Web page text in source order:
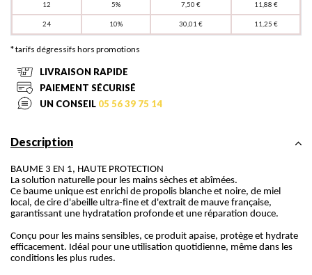
12 5% 7,50 € 11,88 €
24 10% 30,01 € 11,25 €
* tarifs dégressifs hors promotions
LIVRAISON RAPIDE
PAIEMENT SÉCURISÉ
UN CONSEIL 05 56 39 75 14
Description
BAUME 3 EN 1, HAUTE PROTECTION
La solution naturelle pour les mains sèches et abîmées.
Ce baume unique est enrichi de propolis blanche et noire, de miel
local, de cire d'abeille ultra-fine et d'extrait de mauve française,
garantissant une hydratation profonde et une réparation douce.
Conçu pour les mains sensibles, ce produit apaise, protège et hydrate
efficacement. Idéal pour une utilisation quotidienne, même dans les
conditions les plus rudes.